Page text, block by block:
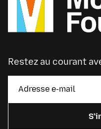
Restez au courant